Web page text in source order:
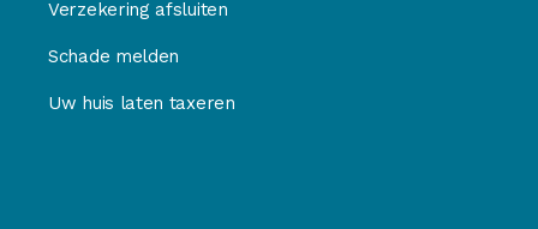
Verzekering afsluiten
Schade melden
Uw huis laten taxeren